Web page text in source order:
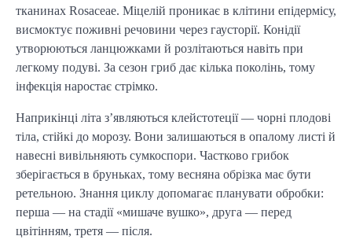
тканинах Rosaceae. Міцелій проникає в клітини епідермісу,
висмоктує поживні речовини через гаусторії. Конідії
утворюються ланцюжками й розлітаються навіть при
легкому подуві. За сезон гриб дає кілька поколінь, тому
інфекція наростає стрімко.
Наприкінці літа з’являються клейстотеції — чорні плодові
тіла, стійкі до морозу. Вони залишаються в опалому листі й
навесні вивільняють сумкоспори. Частково грибок
зберігається в бруньках, тому весняна обрізка має бути
ретельною. Знання циклу допомагає планувати обробки:
перша — на стадії «мишаче вушко», друга — перед
цвітінням, третя — після.